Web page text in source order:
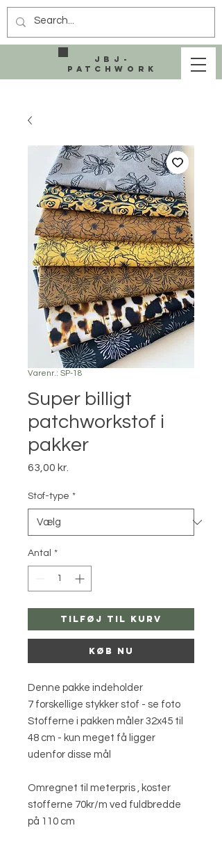
JBJ-
Patchwork
Varenr.: SP-18
Super billigt
patchworkstof i
pakker
63,00 kr.
Stof-type *
Antal *
Tilføj til kurv
Køb nu
Denne pakke indeholder
7 forskellige stykker stof - se foto
Stofferne i pakken måler 32x45 til
48 cm - kun meget få ligger
udenfor disse mål
Omregnet til meterpris , koster
stofferne 70kr/m ved fuldbredde
på 110 cm